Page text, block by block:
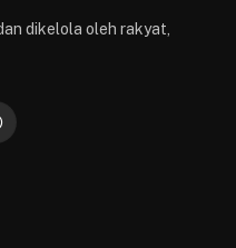
dikelola oleh rakyat,